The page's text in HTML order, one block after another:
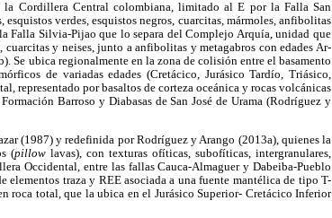
la Cordillera Central colombiana, limitado al E por la Falla San
verdes, esquistos negros, cuarcitas, mármoles, anfibolitas
Falla Silvia-Pijao que lo separa del Complejo Arquía, unidad que
y neises, junto a anfibolitas y metagabros con edades Ar-
Se ubica regionalmente en la zona de colisión entre el basamento
de variadas edades (Cretácico, Jurásico Tardío, Triásico,
representado por basaltos de corteza oceánica y rocas volcánicas
Barroso y Diabasas de San José de Urama (Rodríguez y
(1987) y redefinida por Rodríguez y Arango (2013a), quienes la
(pillow lavas), con texturas ofíticas, subofíticas, intergranulares,
Occidental, entre las fallas Cauca-Almaguer y Dabeiba-Pueblo
traza y REE asociada a una fuente mantélica de tipo T-
roca total, que la ubica en el Jurásico Superior- Cretácico Inferior